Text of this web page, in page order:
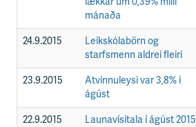
mánaða
24.9.2015
Leikskólabörn og
starfsmenn aldrei fleiri
23.9.2015
Atvinnuleysi var 3,8% í
ágúst
22.9.2015
Launavísitala í ágúst 2015